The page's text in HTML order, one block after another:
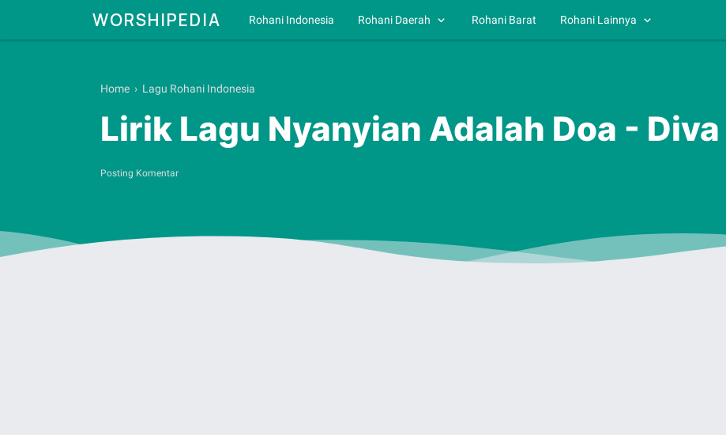
WORSHIPEDIA Rohani Indonesia Rohani Daerah Rohani Barat Rohani Lainnya
Home › Lagu Rohani Indonesia
Lirik Lagu Nyanyian Adalah Doa -
Posting Komentar